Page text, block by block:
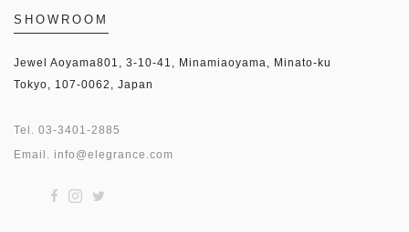
SHOWROOM
Jewel Aoyama801, 3-10-41, Minamiaoyama, Minato-ku
Tokyo, 107-0062, Japan
Tel. 03-3401-2885
Email. info@elegrance.com